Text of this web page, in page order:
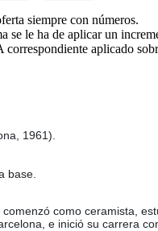
siempre con números.
se le ha de aplicar un
aplicado
1961).
base.
como ceramista,
e inició su carrera